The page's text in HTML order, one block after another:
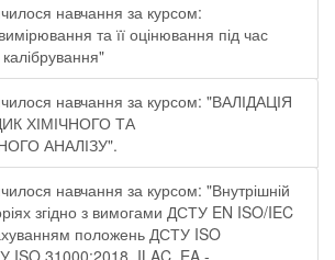
навчання за курсом:
та її оцінювання під час
навчання за курсом: "ВАЛІДАЦІЯ
ХІМІЧНОГО ТА
АНАЛІЗУ".
навчання за курсом: "Внутрішній
згідно з вимогами ДСТУ EN ISO/IEC
положень ДСТУ ISO
ISO 31000:2018, ILAC, EA -